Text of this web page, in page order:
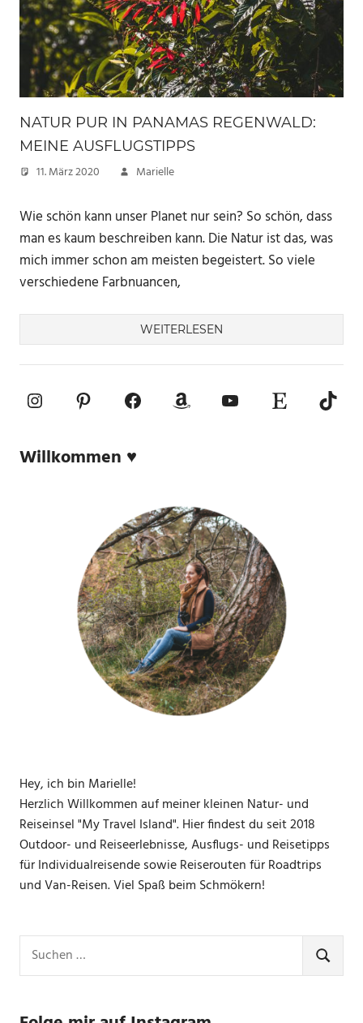
NATUR PUR IN PANAMAS REGENWALD:
MEINE AUSFLUGSTIPPS
11. März 2020 Marielle
Wie schön kann unser Planet nur sein? So schön, dass
man es kaum beschreiben kann. Die Natur ist das, was
mich immer schon am meisten begeistert. So viele
verschiedene Farbnuancen,
WEITERLESEN
InstagramPinterestFacebookAmazonYouTube
Etsy-Shop
Willkommen ♥
Hey, ich bin Marielle!
Herzlich Willkommen auf meiner kleinen Natur- und
Reiseinsel "My Travel Island". Hier findest du seit 2018
Outdoor- und Reiseerlebnisse, Ausflugs- und Reisetipps
für Individualreisende sowie Reiserouten für Roadtrips
und Van-Reisen. Viel Spaß beim Schmökern!
nach:
SUCHEN